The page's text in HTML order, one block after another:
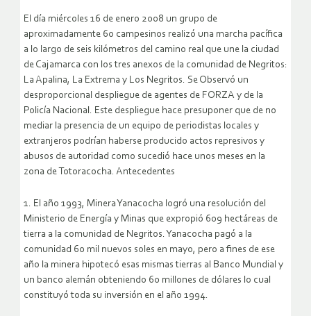
El día miércoles 16 de enero 2008 un grupo de
aproximadamente 60 campesinos realizó una marcha pacífica
a lo largo de seis kilómetros del camino real que une la ciudad
de Cajamarca con los tres anexos de la comunidad de Negritos:
La Apalina, La Extrema y Los Negritos. Se Observó un
desproporcional despliegue de agentes de FORZA y de la
Policía Nacional. Este despliegue hace presuponer que de no
mediar la presencia de un equipo de periodistas locales y
extranjeros podrían haberse producido actos represivos y
abusos de autoridad como sucedió hace unos meses en la
zona de Totoracocha. Antecedentes
1. El año 1993, Minera Yanacocha logró una resolución del
Ministerio de Energía y Minas que expropió 609 hectáreas de
tierra a la comunidad de Negritos. Yanacocha pagó a la
comunidad 60 mil nuevos soles en mayo, pero a fines de ese
año la minera hipotecó esas mismas tierras al Banco Mundial y
un banco alemán obteniendo 60 millones de dólares lo cual
constituyó toda su inversión en el año 1994.